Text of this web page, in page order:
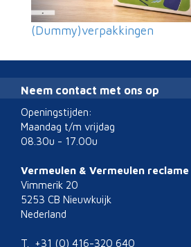
(Dummy)verpakkingen
Neem contact met ons op
Openingstijden:
Maandag t/m vrijdag
08.30u - 17.00u
Vermeulen & Vermeulen reclame
Vimmerik 20
5253 CB Nieuwkuijk
Nederland
T. +31 (0) 416-320 640